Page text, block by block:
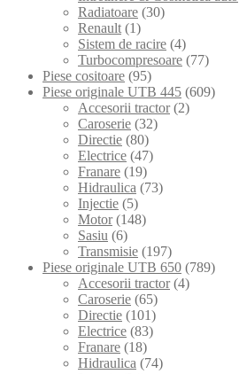
Radiatoare (30)
Renault (1)
Sistem de racire (4)
Turbocompresoare (77)
Piese cositoare (95)
Piese originale UTB 445 (609)
Accesorii tractor (2)
Caroserie (32)
Directie (80)
Electrice (47)
Franare (19)
Hidraulica (73)
Injectie (5)
Motor (148)
Sasiu (6)
Transmisie (197)
Piese originale UTB 650 (789)
Accesorii tractor (4)
Caroserie (65)
Directie (101)
Electrice (83)
Franare (18)
Hidraulica (74)